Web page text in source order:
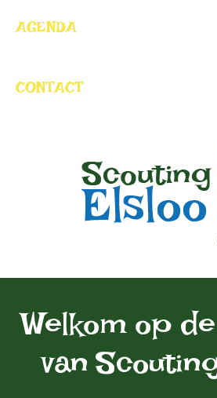
AGENDA
CONTACT
Welkom op
van